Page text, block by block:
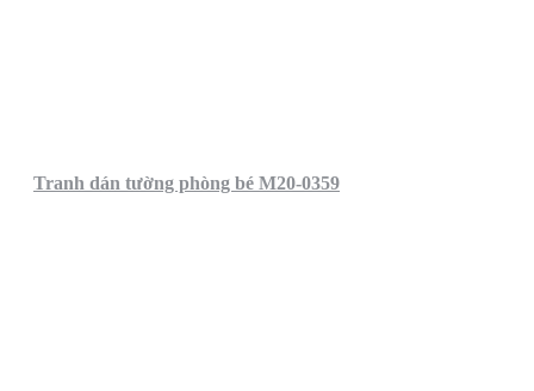
Tranh dán tường phòng bé M20-0359